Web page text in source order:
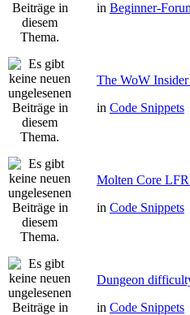
in Beginner-
The WoW
in Code Snippets
Molten Core LFR
in Code Snippets
Dungeon
in Code Snippets